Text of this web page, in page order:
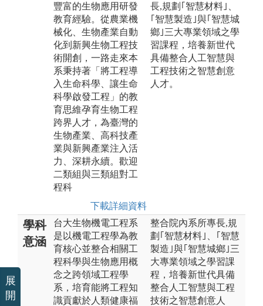
豐富的生物應用研發
教育經驗。從農業機
械化、生物產業自動
化到新興生物工程技
術開創，一路走來本
系秉持著「將工程導
入生命科學、讓生命
科學啟發工程」的教
育思維孕育生物工程
跨界人才，為臺灣的
生物產業、高科技產
業與新興產業注入活
力、深耕永續。歡迎
二類組與三類組對工
程科
下載詳細資料
長,規劃｢智慧材料｣、
｢智慧製造｣與｢智慧城
鄉｣三大專業領域之學
習課程，培養新世代
具備整合人工智慧與
工程技術之智慧創意
人才。
學科
意涵
台大生物機電工程系
是以機電工程學為教
育核心並整合相關工
程科學與生物應用概
念之跨領域工程學
系，培育能將工程知
識貢獻於人類健康福
整合院內系所專長,規
劃｢智慧材料｣、｢智慧
製造｣與｢智慧城鄉｣三
大專業領域之學習課
程，培養新世代具備
整合人工智慧與工程
技術之智慧創意人
展
開